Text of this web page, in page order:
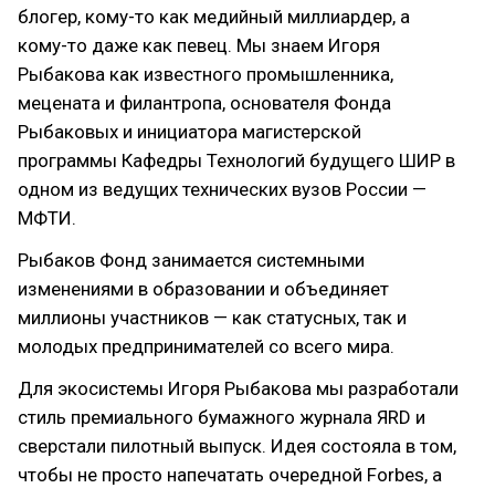
блогер, кому-то как медийный миллиардер, а
кому-то даже как певец. Мы знаем Игоря
Рыбакова как известного промышленника,
мецената и филантропа, основателя Фонда
Рыбаковых и инициатора магистерской
программы Кафедры Технологий будущего ШИР в
одном из ведущих технических вузов России —
МФТИ.
Рыбаков Фонд занимается системными
изменениями в образовании и объединяет
миллионы участников — как статусных, так и
молодых предпринимателей со всего мира.
Для экосистемы Игоря Рыбакова мы разработали
стиль премиального бумажного журнала ЯRD и
сверстали пилотный выпуск. Идея состояла в том,
чтобы не просто напечатать очередной Forbes, а